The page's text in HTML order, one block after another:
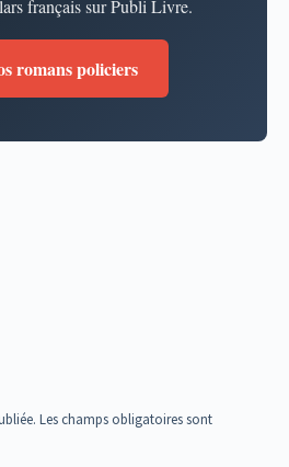
français sur Publi Livre.
romans policiers
Les champs obligatoires sont